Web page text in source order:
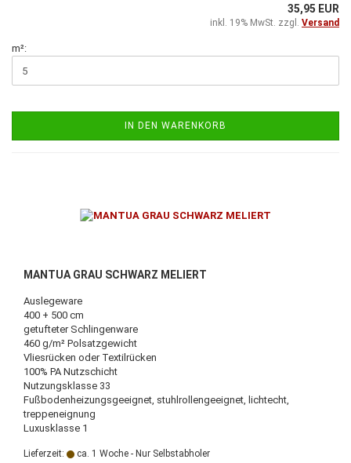
35,95 EUR
inkl. 19% MwSt. zzgl. Versand
m²:
IN DEN WARENKORB
MANTUA GRAU SCHWARZ MELIERT
Auslegeware
400 + 500 cm
getufteter Schlingenware
460 g/m² Polsatzgewicht
Vliesrücken oder Textilrücken
100% PA Nutzschicht
Nutzungsklasse 33
Fußbodenheizungsgeeignet, stuhlrollengeeignet, lichtecht,
treppeneignung
Luxusklasse 1
Lieferzeit: ca. 1 Woche - Nur Selbstabholer